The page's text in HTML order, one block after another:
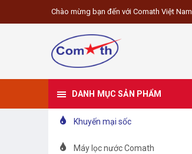
Chào mừng bạn đến với Comath Việt Nam
DANH MỤC SẢN PHẨM
Khuyến mại sốc
Máy lọc nước Comath